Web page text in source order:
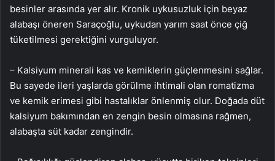
besinler arasında yer alır. Kronik uykusuzluk için beyaz
alabaşı öneren Saraçoğlu, uykudan yarım saat önce çiğ
tüketilmesi gerektiğini vurguluyor.
– Kalsiyum minerali kas ve kemiklerin güçlenmesini sağlar.
Bu sayede ileri yaşlarda görülme ihtimali olan romatizma
ve kemik erimesi gibi hastalıklar önlenmiş olur. Doğada düt
kalsiyum bakımından en zengin besin olmasına rağmen,
alabaşta süt kadar zengindir.